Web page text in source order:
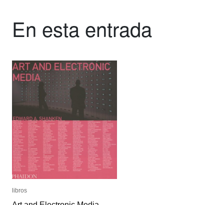
En esta entrada
libros
libros